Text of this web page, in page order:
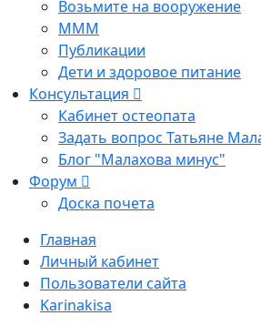
Возьмите на вооружение
МММ
Публикации
Дети и здоровое питание
Консультация
Кабинет остеопата
Задать вопрос Татьяне
Блог "Малахова минус"
Форум
Доска почета
Главная
Личный кабинет
Пользователи сайта
Karinakisa